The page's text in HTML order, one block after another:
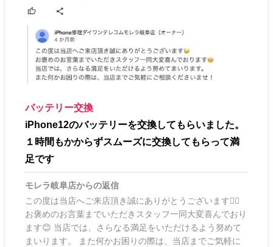
バッテリー交換
iPhone12のバッテリーを交換してもらいました。
１時間もかからずスムーズに交換してもらって満
足です
モレラ岐阜店からの返信
この度は当店へご来店頂き誠にありがとうございます🙂‍↕️
お褒めのお言葉までいただきスタッフ一同大変喜んでおり
ます😊 当店では、さらなる満足をいただけるよう努めて
まいります。 また何かお困りの際は、当店までご気軽に